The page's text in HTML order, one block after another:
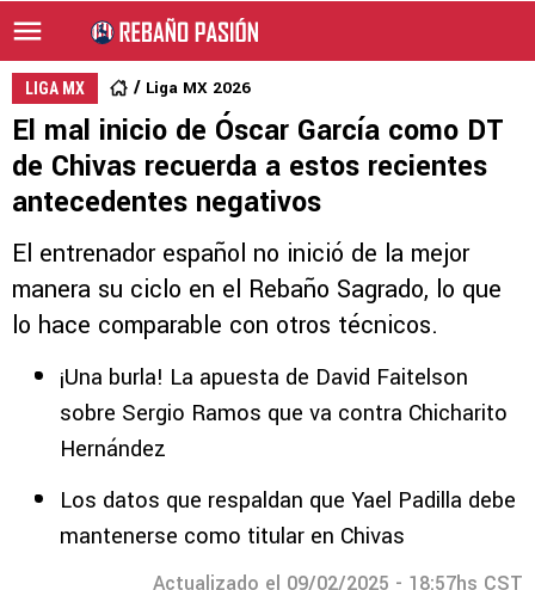
LIGA MX Liga MX 2026
El mal inicio de Óscar García como DT
de Chivas recuerda a estos recientes
antecedentes negativos
El entrenador español no inició de la mejor
manera su ciclo en el Rebaño Sagrado, lo que
lo hace comparable con otros técnicos.
¡Una burla! La apuesta de David Faitelson
sobre Sergio Ramos que va contra Chicharito
Hernández
Los datos que respaldan que Yael Padilla debe
mantenerse como titular en Chivas
Actualizado el 09/02/2025 - 18:57hs CST